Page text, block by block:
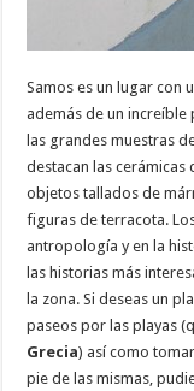
Samos es un lugar con
además de un
las grandes muestras
destacan las cerámicas
objetos tallados de
figuras de terracota.
antropología y en la
las historias más
la zona. Si deseas un
paseos por las playas
Grecia) así como
pie de las mismas,